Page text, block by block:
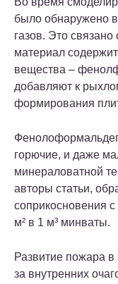
было обнаружено
газов. Это
материал
вещества –
добавляют к
формирования
горючие, и даже
минераловатной
авторы статьи,
соприкосновения
м² в 1 м³ минваты.
Развитие пожара в
за внутренних